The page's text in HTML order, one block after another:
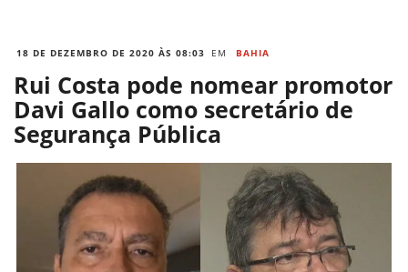
18 DE DEZEMBRO DE 2020 ÀS 08:03 EM BAHIA
Rui Costa pode nomear promotor
Davi Gallo como secretário de
Segurança Pública